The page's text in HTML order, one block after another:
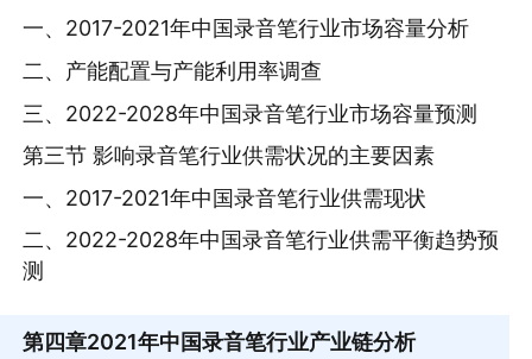
一、2017-2021年中国录音笔行业市场容量分析
二、产能配置与产能利用率调查
三、2022-2028年中国录音笔行业市场容量预测
第三节 影响录音笔行业供需状况的主要因素
一、2017-2021年中国录音笔行业供需现状
二、2022-2028年中国录音笔行业供需平衡趋势预
测
第四章2021年中国录音笔行业产业链分析